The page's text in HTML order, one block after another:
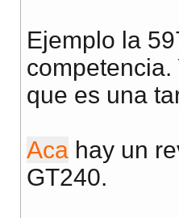
Ejemplo la
que es una
Aca hay un
GT240.